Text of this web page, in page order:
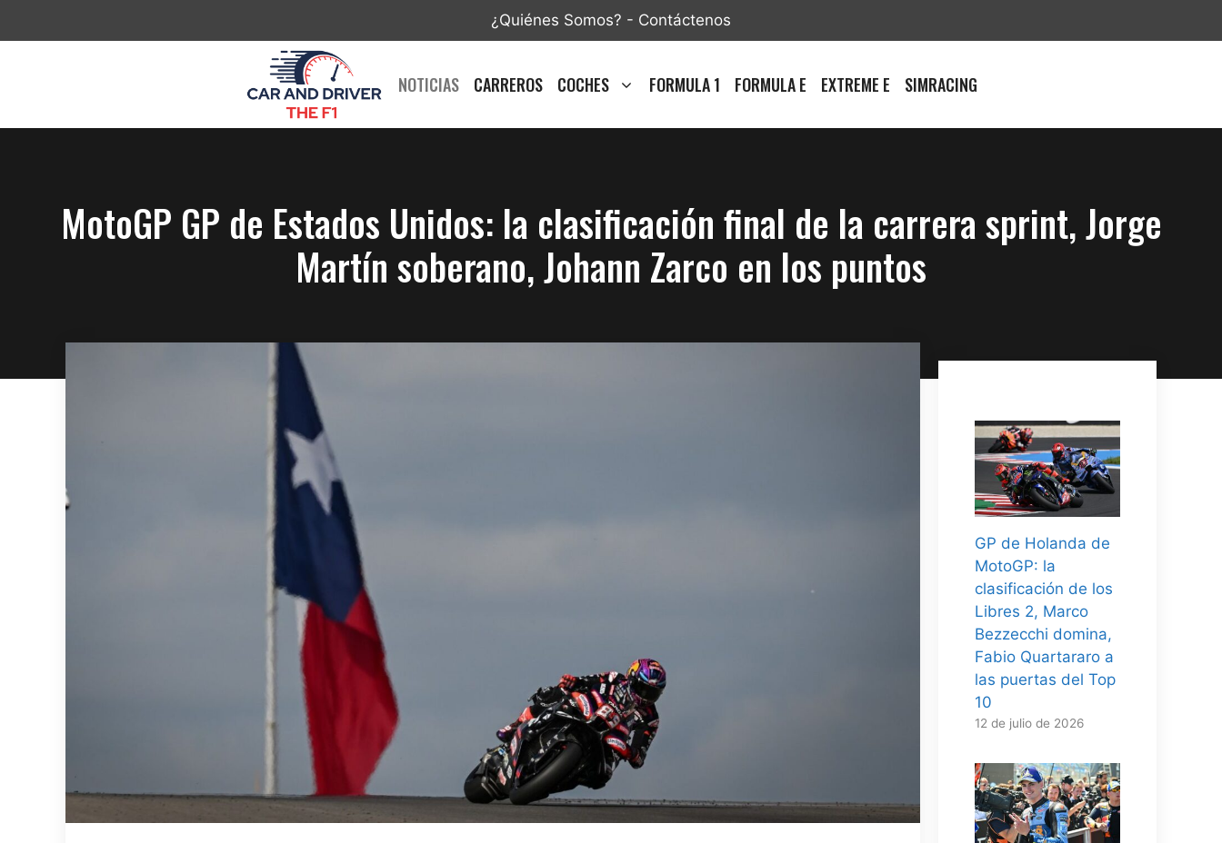
¿Quiénes Somos? - Contáctenos
NOTICIAS CARREROS COCHES FORMULA 1 FORMULA E EXTREME E SIMRACING
MotoGP GP de Estados Unidos: la clasificación final de la carrera sprint, Jorge
Martín soberano, Johann Zarco en los puntos
GP de Holanda de
MotoGP: la
clasificación de los
Libres 2, Marco
Bezzecchi domina,
Fabio Quartararo a
las puertas del Top
10
12 de julio de 2026